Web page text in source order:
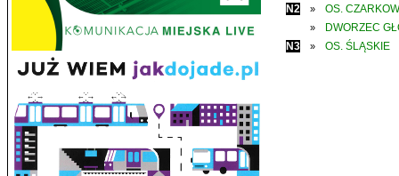
N2
» OS.
»
DWORZEC
N3
» OS. ŚLĄSKIE